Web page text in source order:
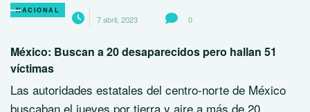
NACIONAL
7 abril, 2023 0
México: Buscan a 20 desaparecidos pero hallan 51
víctimas
Las autoridades estatales del centro-norte de México
buscaban el jueves por tierra y aire a más de 20